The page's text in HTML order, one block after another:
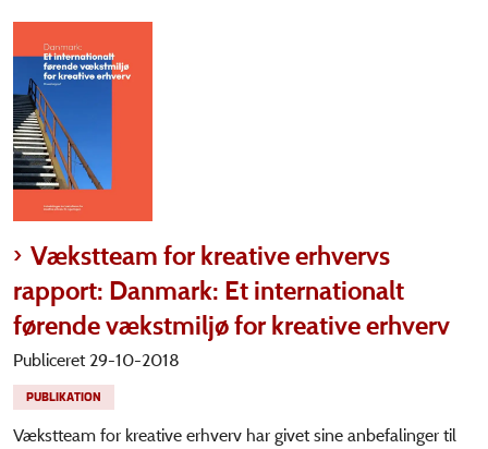
Vækstteam for kreative erhvervs
rapport: Danmark: Et internationalt
førende vækstmiljø for kreative erhverv
Publiceret 29-10-2018
PUBLIKATION
Vækstteam for kreative erhverv har givet sine anbefalinger til